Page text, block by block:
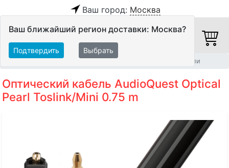
Ваш город: Москва
Ваш ближайший регион доставки: Москва?
Подтвердить Выбрать
Оптические кабели
Оптический кабель AudioQuest Optical
Pearl Toslink/Mini 0.75 m